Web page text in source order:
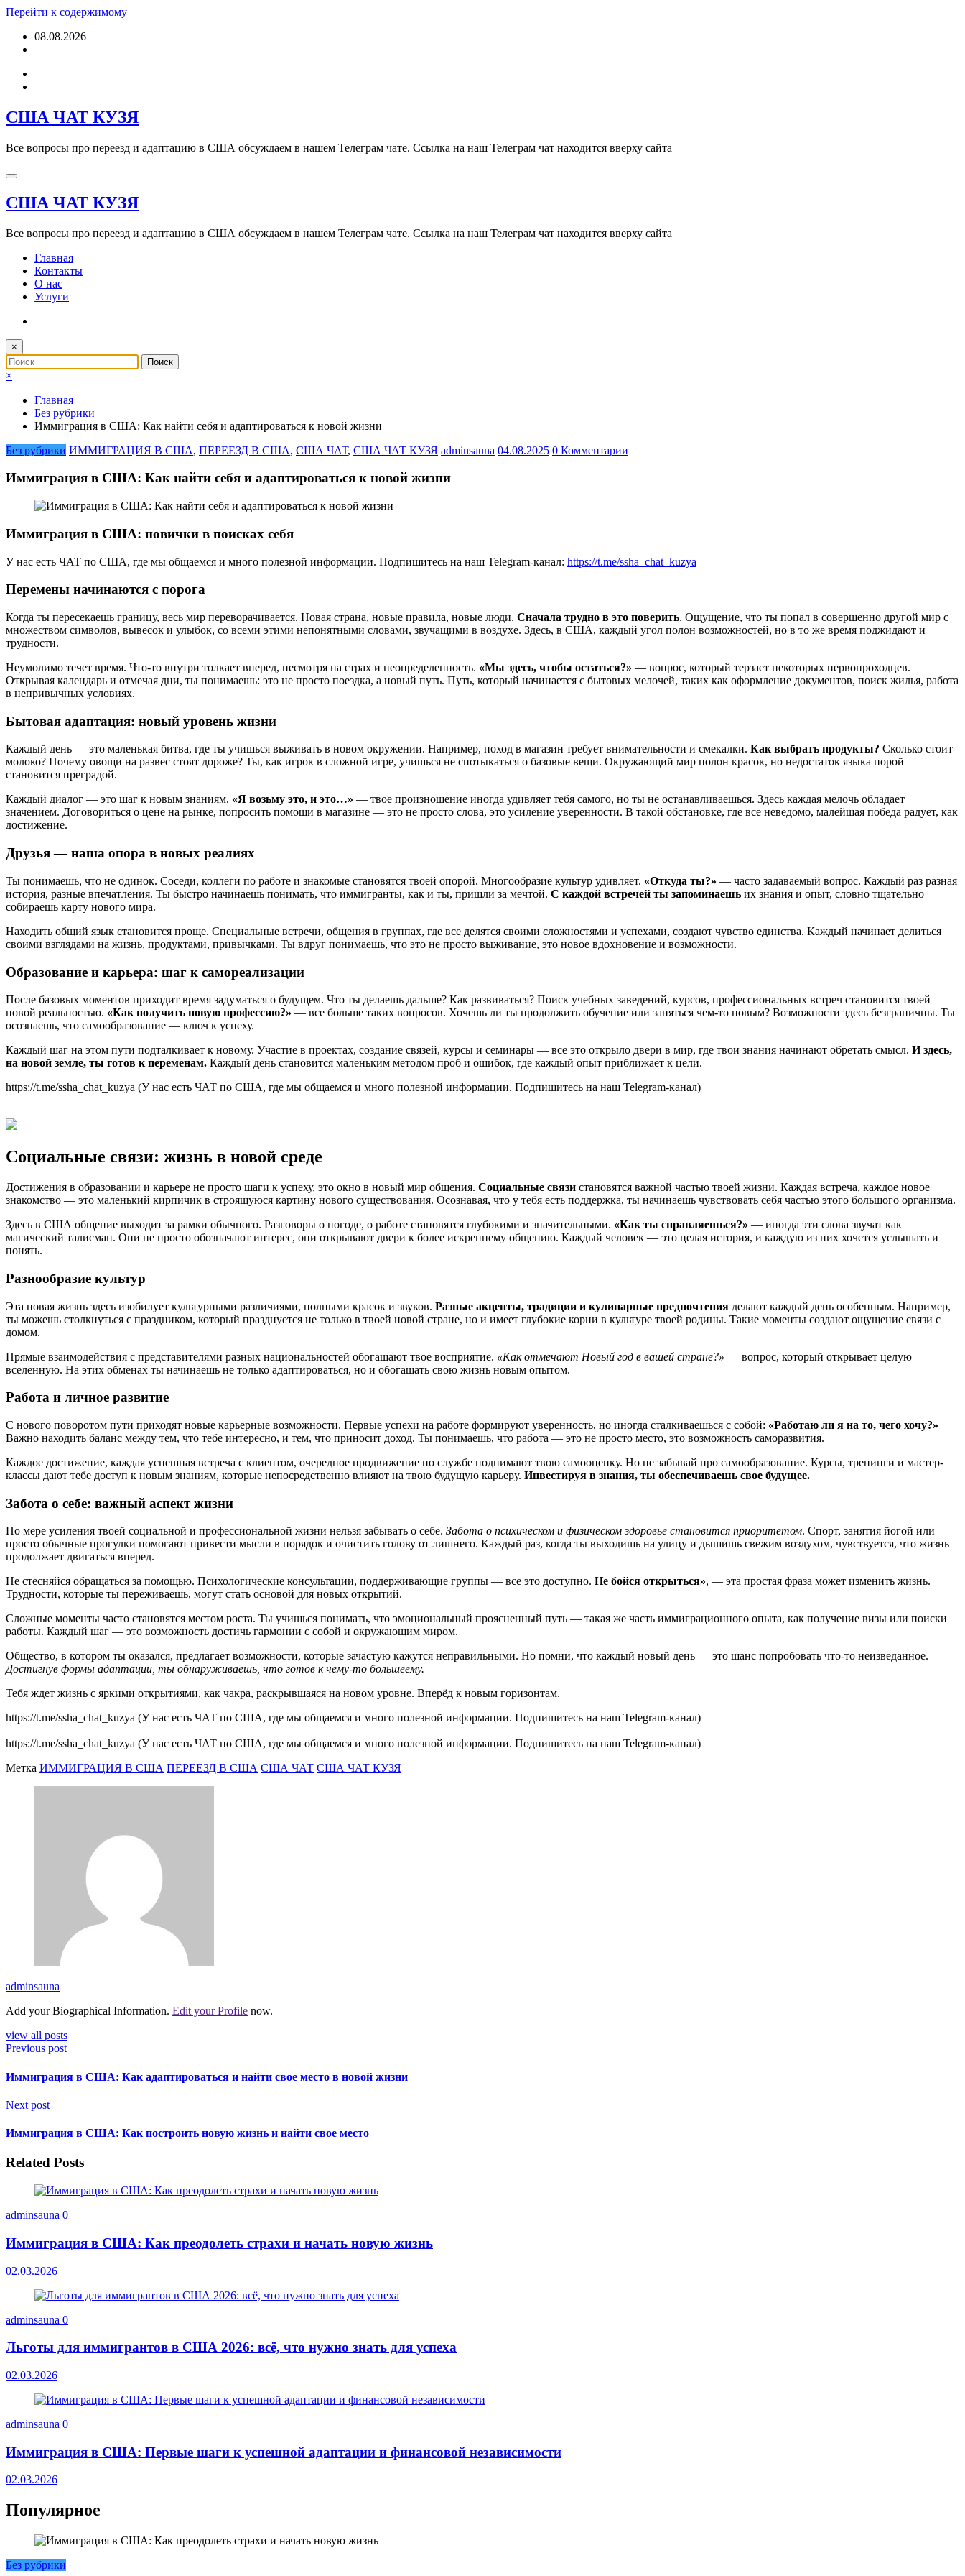
Перейти к содержимому
08.08.2026
США ЧАТ КУЗЯ
Все вопросы про переезд и адаптацию в США обсуждаем в нашем Телеграм чате. Ссылка на наш Телеграм чат находится вверху сайта
США ЧАТ КУЗЯ
Все вопросы про переезд и адаптацию в США обсуждаем в нашем Телеграм чате. Ссылка на наш Телеграм чат находится вверху сайта
Главная
Контакты
О нас
Услуги
×
×
Главная
Без рубрики
Иммиграция в США: Как найти себя и адаптироваться к новой жизни
Без рубрики ИММИГРАЦИЯ В США, ПЕРЕЕЗД В США, США ЧАТ, США ЧАТ КУЗЯ adminsauna 04.08.2025 0 Комментарии
Иммиграция в США: Как найти себя и адаптироваться к новой жизни
Иммиграция в США: новички в поисках себя
У нас есть ЧАТ по США, где мы общаемся и много полезной информации. Подпишитесь на наш Telegram-канал: https://t.me/ssha_chat_kuzya
Перемены начинаются с порога
Когда ты пересекаешь границу, весь мир переворачивается. Новая страна, новые правила, новые люди. Сначала трудно в это поверить. Ощущение, что ты попал в совершенно другой мир с
множеством символов, вывесок и улыбок, со всеми этими непонятными словами, звучащими в воздухе. Здесь, в США, каждый угол полон возможностей, но в то же время поджидают и
трудности.
Неумолимо течет время. Что-то внутри толкает вперед, несмотря на страх и неопределенность. «Мы здесь, чтобы остаться?» — вопрос, который терзает некоторых первопроходцев.
Открывая календарь и отмечая дни, ты понимаешь: это не просто поездка, а новый путь. Путь, который начинается с бытовых мелочей, таких как оформление документов, поиск жилья, работа
в непривычных условиях.
Бытовая адаптация: новый уровень жизни
Каждый день — это маленькая битва, где ты учишься выживать в новом окружении. Например, поход в магазин требует внимательности и смекалки. Как выбрать продукты? Сколько стоит
молоко? Почему овощи на развес стоят дороже? Ты, как игрок в сложной игре, учишься не спотыкаться о базовые вещи. Окружающий мир полон красок, но недостаток языка порой
становится преградой.
Каждый диалог — это шаг к новым знаниям. «Я возьму это, и это…» — твое произношение иногда удивляет тебя самого, но ты не останавливаешься. Здесь каждая мелочь обладает
значением. Договориться о цене на рынке, попросить помощи в магазине — это не просто слова, это усиление уверенности. В такой обстановке, где все неведомо, малейшая победа радует, как
достижение.
Друзья — наша опора в новых реалиях
Ты понимаешь, что не одинок. Соседи, коллеги по работе и знакомые становятся твоей опорой. Многообразие культур удивляет. «Откуда ты?» — часто задаваемый вопрос. Каждый раз разная
история, разные впечатления. Ты быстро начинаешь понимать, что иммигранты, как и ты, пришли за мечтой. С каждой встречей ты запоминаешь их знания и опыт, словно тщательно
собираешь карту нового мира.
Находить общий язык становится проще. Специальные встречи, общения в группах, где все делятся своими сложностями и успехами, создают чувство единства. Каждый начинает делиться
своими взглядами на жизнь, продуктами, привычками. Ты вдруг понимаешь, что это не просто выживание, это новое вдохновение и возможности.
Образование и карьера: шаг к самореализации
После базовых моментов приходит время задуматься о будущем. Что ты делаешь дальше? Как развиваться? Поиск учебных заведений, курсов, профессиональных встреч становится твоей
новой реальностью. «Как получить новую профессию?» — все больше таких вопросов. Хочешь ли ты продолжить обучение или заняться чем-то новым? Возможности здесь безграничны. Ты
осознаешь, что самообразование — ключ к успеху.
Каждый шаг на этом пути подталкивает к новому. Участие в проектах, создание связей, курсы и семинары — все это открыло двери в мир, где твои знания начинают обретать смысл. И здесь,
на новой земле, ты готов к переменам. Каждый день становится маленьким методом проб и ошибок, где каждый опыт приближает к цели.
https://t.me/ssha_chat_kuzya (У нас есть ЧАТ по США, где мы общаемся и много полезной информации. Подпишитесь на наш Telegram-канал)
Социальные связи: жизнь в новой среде
Достижения в образовании и карьере не просто шаги к успеху, это окно в новый мир общения. Социальные связи становятся важной частью твоей жизни. Каждая встреча, каждое новое
знакомство — это маленький кирпичик в строящуюся картину нового существования. Осознавая, что у тебя есть поддержка, ты начинаешь чувствовать себя частью этого большого организма.
Здесь в США общение выходит за рамки обычного. Разговоры о погоде, о работе становятся глубокими и значительными. «Как ты справляешься?» — иногда эти слова звучат как
магический талисман. Они не просто обозначают интерес, они открывают двери к более искреннему общению. Каждый человек — это целая история, и каждую из них хочется услышать и
понять.
Разнообразие культур
Эта новая жизнь здесь изобилует культурными различиями, полными красок и звуков. Разные акценты, традиции и кулинарные предпочтения делают каждый день особенным. Например,
ты можешь столкнуться с праздником, который празднуется не только в твоей новой стране, но и имеет глубокие корни в культуре твоей родины. Такие моменты создают ощущение связи с
домом.
Прямые взаимодействия с представителями разных национальностей обогащают твое восприятие. «Как отмечают Новый год в вашей стране?» — вопрос, который открывает целую
вселенную. На этих обменах ты начинаешь не только адаптироваться, но и обогащать свою жизнь новым опытом.
Работа и личное развитие
С нового поворотом пути приходят новые карьерные возможности. Первые успехи на работе формируют уверенность, но иногда сталкиваешься с собой: «Работаю ли я на то, чего хочу?»
Важно находить баланс между тем, что тебе интересно, и тем, что приносит доход. Ты понимаешь, что работа — это не просто место, это возможность саморазвития.
Каждое достижение, каждая успешная встреча с клиентом, очередное продвижение по службе поднимают твою самооценку. Но не забывай про самообразование. Курсы, тренинги и мастер-
классы дают тебе доступ к новым знаниям, которые непосредственно влияют на твою будущую карьеру. Инвестируя в знания, ты обеспечиваешь свое будущее.
Забота о себе: важный аспект жизни
По мере усиления твоей социальной и профессиональной жизни нельзя забывать о себе. Забота о психическом и физическом здоровье становится приоритетом. Спорт, занятия йогой или
просто обычные прогулки помогают привести мысли в порядок и очистить голову от лишнего. Каждый раз, когда ты выходишь на улицу и дышишь свежим воздухом, чувствуется, что жизнь
продолжает двигаться вперед.
Не стесняйся обращаться за помощью. Психологические консультации, поддерживающие группы — все это доступно. Не бойся открыться», — эта простая фраза может изменить жизнь.
Трудности, которые ты переживаешь, могут стать основой для новых открытий.
Сложные моменты часто становятся местом роста. Ты учишься понимать, что эмоциональный проясненный путь — такая же часть иммиграционного опыта, как получение визы или поиски
работы. Каждый шаг — это возможность достичь гармонии с собой и окружающим миром.
Общество, в котором ты оказался, предлагает возможности, которые зачастую кажутся неправильными. Но помни, что каждый новый день — это шанс попробовать что-то неизведанное.
Достигнув формы адаптации, ты обнаруживаешь, что готов к чему-то большеему.
Тебя ждет жизнь с яркими открытиями, как чакра, раскрывшаяся на новом уровне. Вперёд к новым горизонтам.
https://t.me/ssha_chat_kuzya (У нас есть ЧАТ по США, где мы общаемся и много полезной информации. Подпишитесь на наш Telegram-канал)
https://t.me/ssha_chat_kuzya (У нас есть ЧАТ по США, где мы общаемся и много полезной информации. Подпишитесь на наш Telegram-канал)
Метка ИММИГРАЦИЯ В США ПЕРЕЕЗД В США США ЧАТ США ЧАТ КУЗЯ
adminsauna
Add your Biographical Information. Edit your Profile now.
view all posts
Previous post
Иммиграция в США: Как адаптироваться и найти свое место в новой жизни
Next post
Иммиграция в США: Как построить новую жизнь и найти свое место
Related Posts
adminsauna 0
Иммиграция в США: Как преодолеть страхи и начать новую жизнь
02.03.2026
adminsauna 0
Льготы для иммигрантов в США 2026: всё, что нужно знать для успеха
02.03.2026
adminsauna 0
Иммиграция в США: Первые шаги к успешной адаптации и финансовой независимости
02.03.2026
Популярное
Без рубрики